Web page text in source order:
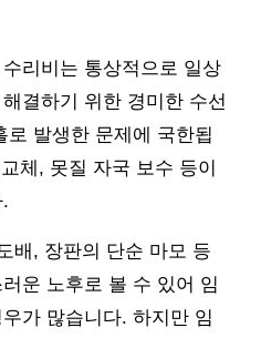
리비는 통상적으로 일상
결하기 위한 경미한 수선
발생한 문제에 국한됩
체, 못질 자국 보수 등이
배, 장판의 단순 마모 등
운 노후로 볼 수 있어 임
가 많습니다. 하지만 임